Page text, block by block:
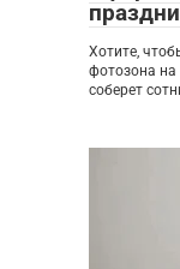
Хотите,
фотозона на
соберет